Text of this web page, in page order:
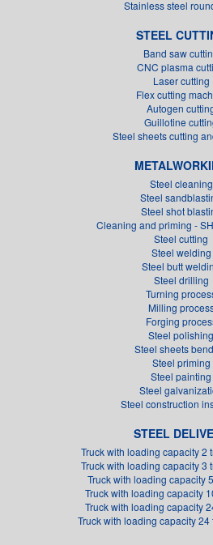
Stainless steel
STEEL
Band saw
CNC plasma
Laser cutting
Flex cutting
Autogen
Guillotine
Steel sheets cutting
Steel cleaning
Steel
Steel shot
Cleaning and priming -
Steel cutting
Steel welding
Steel butt
Steel drilling
Turning
Milling
Forging
Steel polishing
Steel sheets
Steel priming
Steel painting
Steel
Steel construction
STEEL
Truck with loading capacity 2
Truck with loading capacity 3
Truck with loading capacity
Truck with loading capacity
Truck with loading capacity
Truck with loading capacity 24